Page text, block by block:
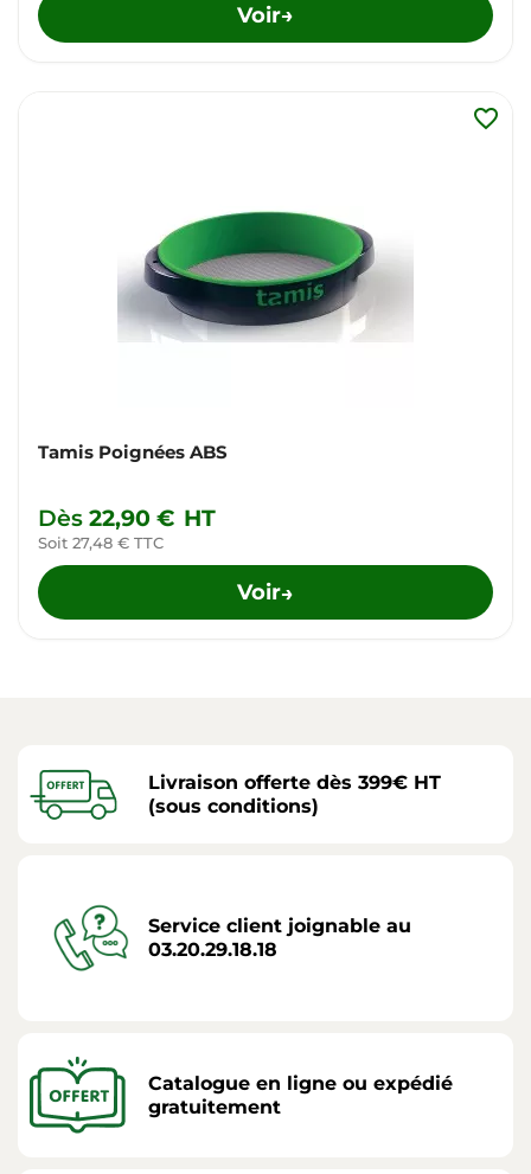
Voir→
Tamis Poignées ABS
Dès 22,90 € HT
Soit 27,48 € TTC
Voir→
favorite_border
Livraison offerte dès 399€ HT
(sous conditions)
Service client joignable au
03.20.29.18.18
Catalogue en ligne ou expédié
gratuitement